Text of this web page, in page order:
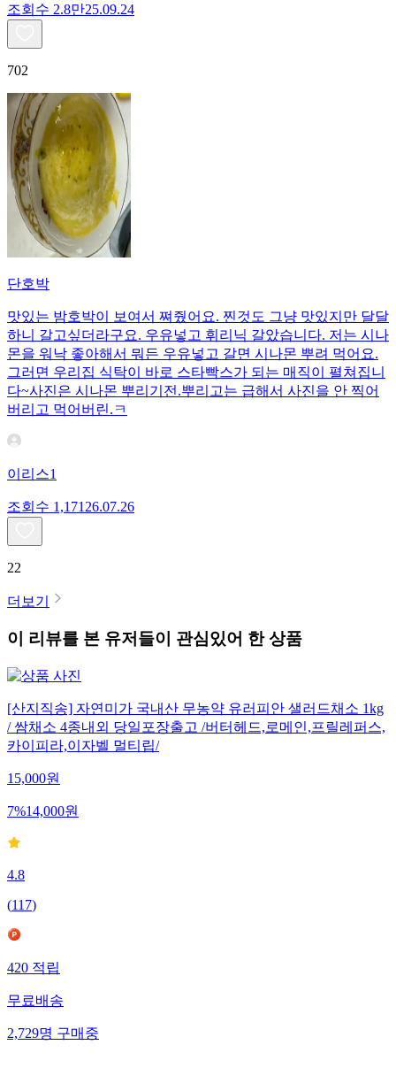
조회수 2.8만25.09.24
702
단호박
맛있는 밤호박이 보여서 쪄줬어요. 찐것도 그냥 맛있지만 달달
하니 갈고싶더라구요. 우유넣고 휘리닉 갈았습니다. 저는 시나
몬을 워낙 좋아해서 뭐든 우유넣고 갈면 시나몬 뿌려 먹어요.
그러면 우리집 식탁이 바로 스타빡스가 되는 매직이 펼쳐집니
다~사진은 시나몬 뿌리기전.뿌리고는 급해서 사진을 안 찍어
버리고 먹어버린.ㅋ
이리스1
조회수 1,171 26.07.26
22
더보기
이 리뷰를 본 유저들이 관심있어 한 상품
[산지직송] 자연미가 국내산 무농약 유러피안 샐러드채소 1kg
/ 쌈채소 4종내외 당일포장출고 /버터헤드,로메인,프릴레퍼스,
카이피라,이자벨 멀티립/
15,000원
7%14,000원
4.8
(117)
420 적립
무료배송
2,729명 구매중